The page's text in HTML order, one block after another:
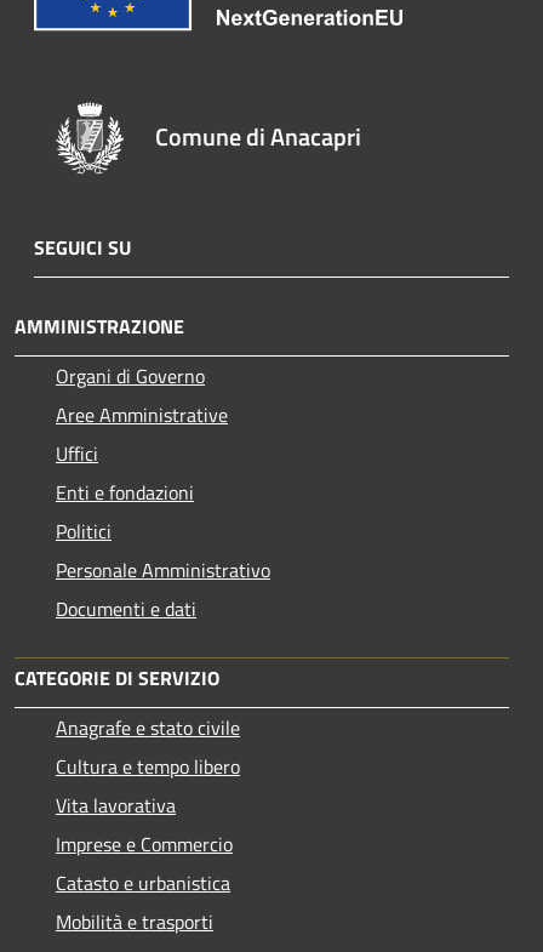
Comune di Anacapri
SEGUICI SU
AMMINISTRAZIONE
Organi di Governo
Aree Amministrative
Uffici
Enti e fondazioni
Politici
Personale Amministrativo
Documenti e dati
CATEGORIE DI SERVIZIO
Anagrafe e stato civile
Cultura e tempo libero
Vita lavorativa
Imprese e Commercio
Catasto e urbanistica
Mobilità e trasporti